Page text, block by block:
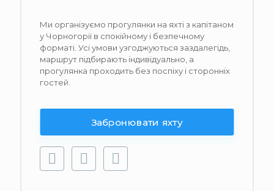
Ми організуємо прогулянки на яхті з капітаном
у Чорногорії в спокійному і безпечному
форматі. Усі умови узгоджуються заздалегідь,
маршрут підбирають індивідуально, а
прогулянка проходить без поспіху і сторонніх
гостей.
Забронювати яхту